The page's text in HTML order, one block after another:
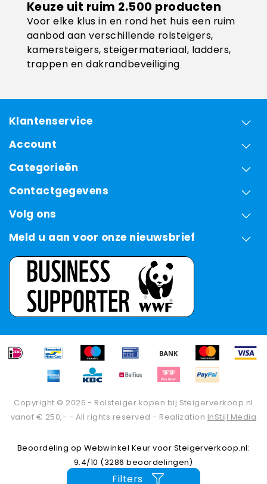
Filters
Keuze uit ruim 2.500 producten
Voor elke klus in en rond het huis een ruim
aanbod aan verschillende rolsteigers,
kamersteigers, steigermateriaal, ladders,
trappen en dakrandbeveiliging
Klantenservice
Account
Categorieën
Contactgegevens
Volg ons
Meld u aan voor onze nieuwsbrief
Copyright © 2026 - Rolsteiger kopen bij Steigerverkoop.nl
vanaf € 250,- - All rights reserved - Realization InStijl Media
Beoordeling op Webwinkel Keur voor Steigerverkoop.nl:
9.4/10 (3286 beoordelingen)